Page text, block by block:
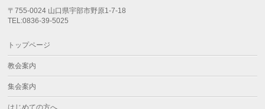
〒755-0024 山口県宇部市野原1-7-18
TEL:0836-39-5025
トップページ
教会案内
集会案内
はじめての方へ